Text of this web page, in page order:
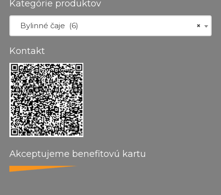
Kategórie produktov
×
Bylinné čaje (6)
Kontakt
Akceptujeme benefitovú kartu